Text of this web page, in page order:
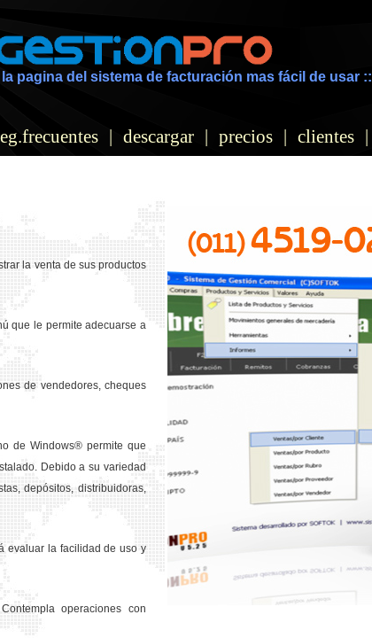
pagina del sistema de facturación mas fácil de usar ::
| descargar| precios| clientes|
la venta de sus productos
que le permite adecuarse a
de vendedores, cheques
de Windows® permite que
Debido a su variedad
depósitos, distribuidoras,
evaluar la facilidad de uso y
operaciones con